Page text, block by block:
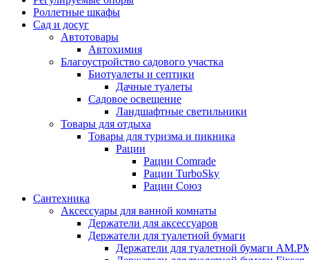
Роллетные шкафы
Сад и досуг
Автотовары
Автохимия
Благоустройство садового участка
Биотуалеты и септики
Дачные туалеты
Садовое освещение
Ландшафтные светильники
Товары для отдыха
Товары для туризма и пикника
Рации
Рации Comrade
Рации TurboSky
Рации Союз
Сантехника
Аксессуары для ванной комнаты
Держатели для аксессуаров
Держатели для туалетной бумаги
Держатели для туалетной бумаги